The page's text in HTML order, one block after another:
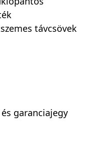
távcsövek
garanciajegy